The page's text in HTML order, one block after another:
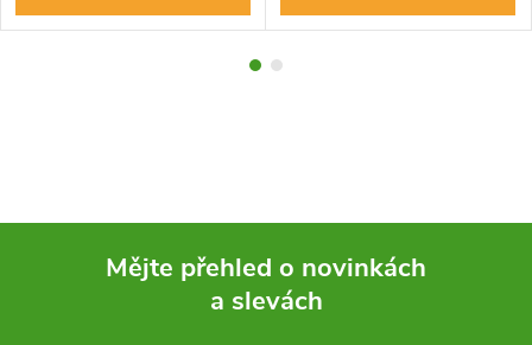
Mějte přehled o novinkách
a slevách